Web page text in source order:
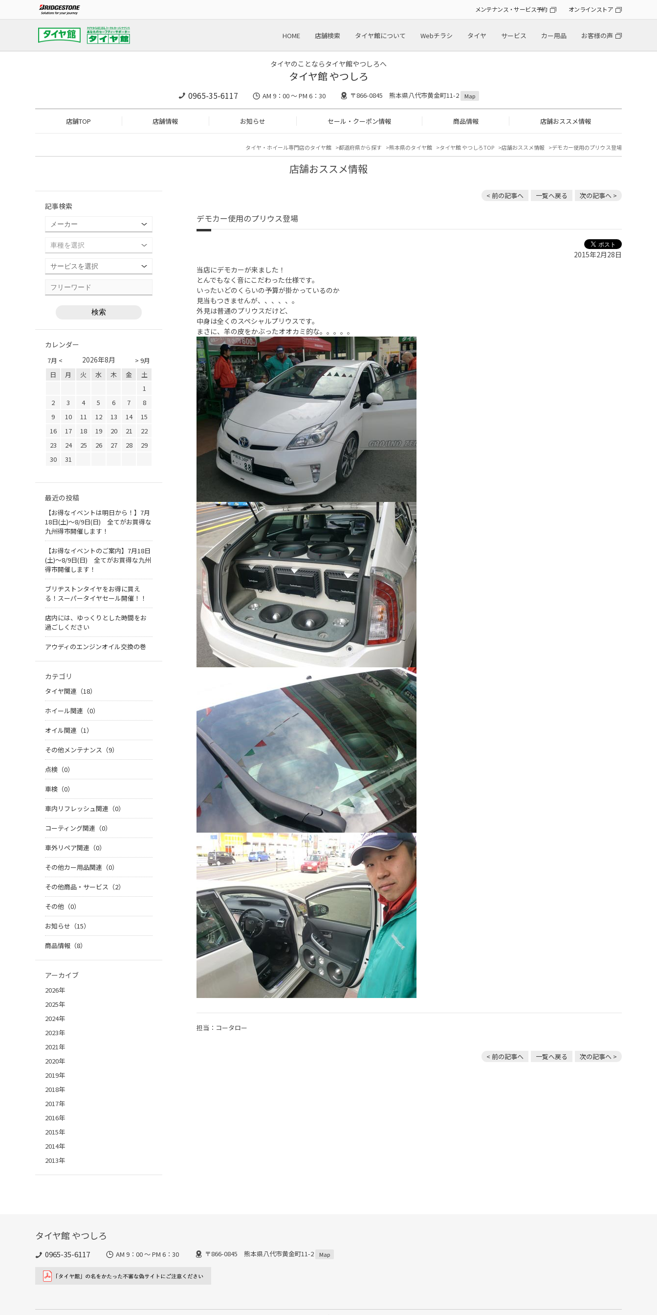
メンテナンス・サービス予約 オンラインストア
HOME 店舗検索 タイヤ館について Webチラシ タイヤ サービス カー用品 お客様の声
タイヤのことならタイヤ館やつしろへ
タイヤ館 やつしろ
0965-35-6117 AM 9：00 ～ PM 6：30 〒866-0845 熊本県八代市黄金町11-2 Map
店舗TOP 店舗情報 お知らせ セール・クーポン情報 商品情報 店舗おススメ情報
タイヤ・ホイール専門店のタイヤ館 都道府県から探す 熊本県のタイヤ館 タイヤ館 やつしろTOP 店舗おススメ情報 デモカー使用のプリウス登場
店舗おススメ情報
< 前の記事へ 一覧へ戻る 次の記事へ >
デモカー使用のプリウス登場
2015年2月28日
当店にデモカーが来ました！
とんでもなく音にこだわった仕様です。
いったいどのくらいの予算が掛かっているのか
見当もつきませんが、、、、、。
外見は普通のプリウスだけど、
中身は全くのスペシャルプリウスです。
まさに、羊の皮をかぶったオオカミ的な。。。。。
担当：コータロー
< 前の記事へ 一覧へ戻る 次の記事へ >
記事検索
カレンダー
7月 < > 9月
2026年8月
日 月 火 水 木 金
土
1
2
3 4 5 6 7
8
9
10 11 12 13 14
15
16
17 18 19 20 21
22
23
24 25 26 27 28
29
30
31
最近の投稿
【お得なイベントは明日から！】7月
18日(土)～8/9日(日) 全てがお買得な
九州得市開催します！
【お得なイベントのご案内】7月18日
(土)～8/9日(日) 全てがお買得な九州
得市開催します！
ブリヂストンタイヤをお得に買え
る！スーパータイヤセール開催！！
店内には、ゆっくりとした時間をお
過ごしください
アウディのエンジンオイル交換の巻
カテゴリ
タイヤ関連（18）
ホイール関連（0）
オイル関連（1）
その他メンテナンス（9）
点検（0）
車検（0）
車内リフレッシュ関連（0）
コーティング関連（0）
車外リペア関連（0）
その他カー用品関連（0）
その他商品・サービス（2）
その他（0）
お知らせ（15）
商品情報（8）
アーカイブ
2026年
2025年
2024年
2023年
2021年
2020年
2019年
2018年
2017年
2016年
2015年
2014年
2013年
タイヤ館 やつしろ
0965-35-6117 AM 9：00 ～ PM 6：30 〒866-0845 熊本県八代市黄金町11-2 Map